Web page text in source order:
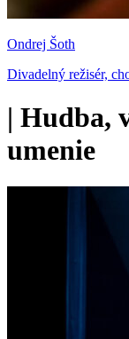
Ondrej Šoth
Divadelný režisér,
| Hudba,
umenie